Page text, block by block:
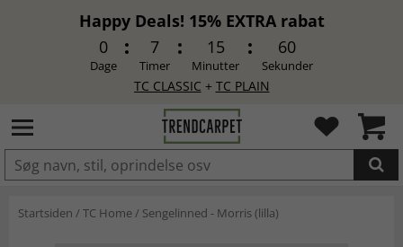
Happy Deals! 15% EXTRA rabat
0
Dage
7
Timer
15
Minutter
59
Sekunder
TC CLASSIC + TC PLAIN
LAGT I INDKØBSKURVEN.
Startsiden /TC Home/ Sengelinned - Morris (lilla)